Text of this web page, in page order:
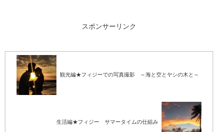
スポンサーリンク
観光編★フィジーでの写真撮影 ～海と空とヤシの木と～
生活編★フィジー サマータイムの仕組み